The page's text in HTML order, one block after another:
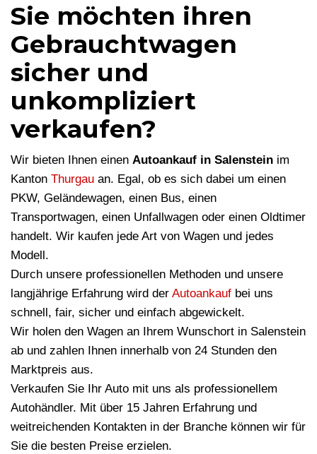
Sie möchten ihren
Gebrauchtwagen
sicher und
unkompliziert
verkaufen?
Wir bieten Ihnen einen Autoankauf in Salenstein im
Kanton Thurgau an. Egal, ob es sich dabei um einen
PKW, Geländewagen, einen Bus, einen
Transportwagen, einen Unfallwagen oder einen Oldtimer
handelt. Wir kaufen jede Art von Wagen und jedes
Modell.
Durch unsere professionellen Methoden und unsere
langjährige Erfahrung wird der Autoankauf bei uns
schnell, fair, sicher und einfach abgewickelt.
Wir holen den Wagen an Ihrem Wunschort in Salenstein
ab und zahlen Ihnen innerhalb von 24 Stunden den
Marktpreis aus.
Verkaufen Sie Ihr Auto mit uns als professionellem
Autohändler. Mit über 15 Jahren Erfahrung und
weitreichenden Kontakten in der Branche können wir für
Sie die besten Preise erzielen.